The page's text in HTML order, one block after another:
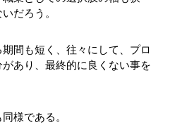
だろう。
間も短く、往々にして、プロ
あり、最終的に良くない事を
様である。